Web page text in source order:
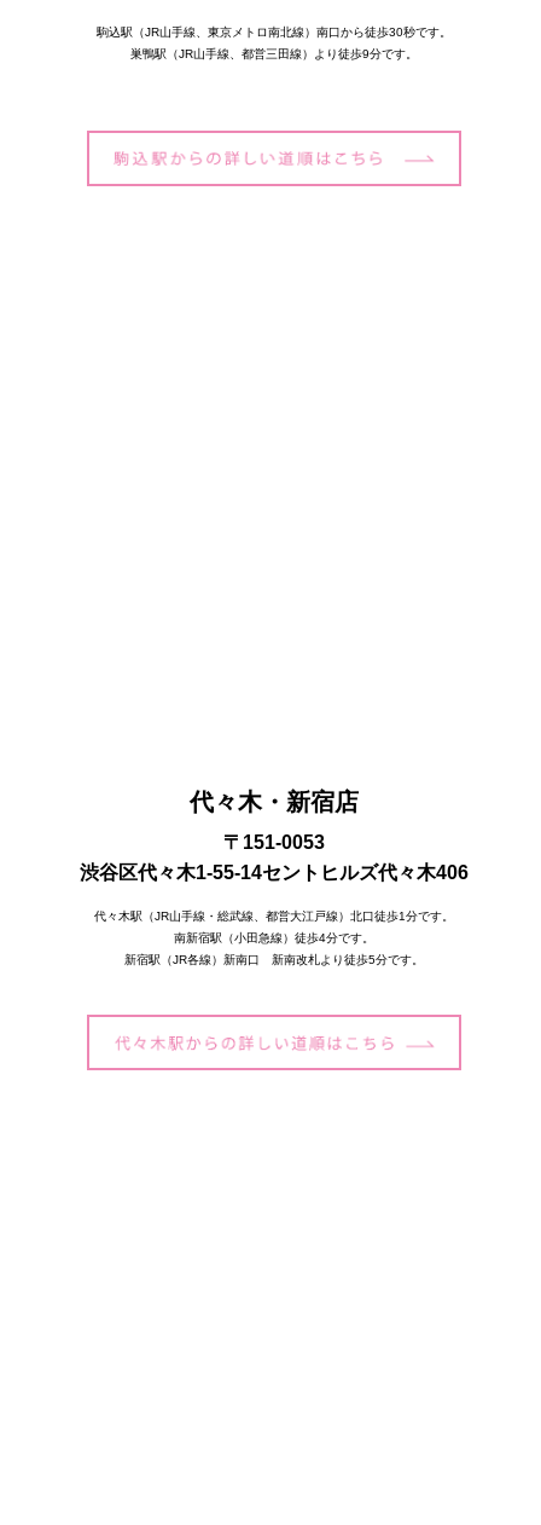
駒込駅（JR山手線、東京メトロ南北線）南口から徒歩30秒です。
巣鴨駅（JR山手線、都営三田線）より徒歩9分です。
代々木・新宿店
〒151-0053
渋谷区代々木1-55-14セントヒルズ代々木406
代々木駅（JR山手線・総武線、都営大江戸線）北口徒歩1分です。
南新宿駅（小田急線）徒歩4分です。
新宿駅（JR各線）新南口 新南改札より徒歩5分です。